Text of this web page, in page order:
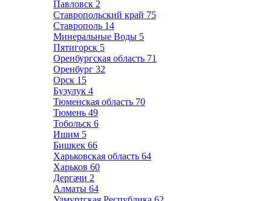
Павловск 2
Ставропольский край 75
Ставрополь 14
Минеральные Воды 5
Пятигорск 5
Оренбургская область 71
Оренбург 32
Орск 15
Бузулук 4
Тюменская область 70
Тюмень 49
Тобольск 6
Ишим 5
Бишкек 66
Харьковская область 64
Харьков 60
Дергачи 2
Алматы 64